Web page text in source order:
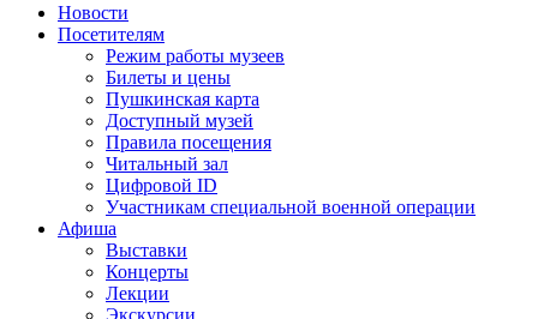
Новости
Посетителям
Режим работы музеев
Билеты и цены
Пушкинская карта
Доступный музей
Правила посещения
Читальный зал
Цифровой ID
Участникам специальной военной операции
Афиша
Выставки
Концерты
Лекции
Экскурсии